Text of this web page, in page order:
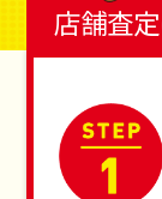
店舗査